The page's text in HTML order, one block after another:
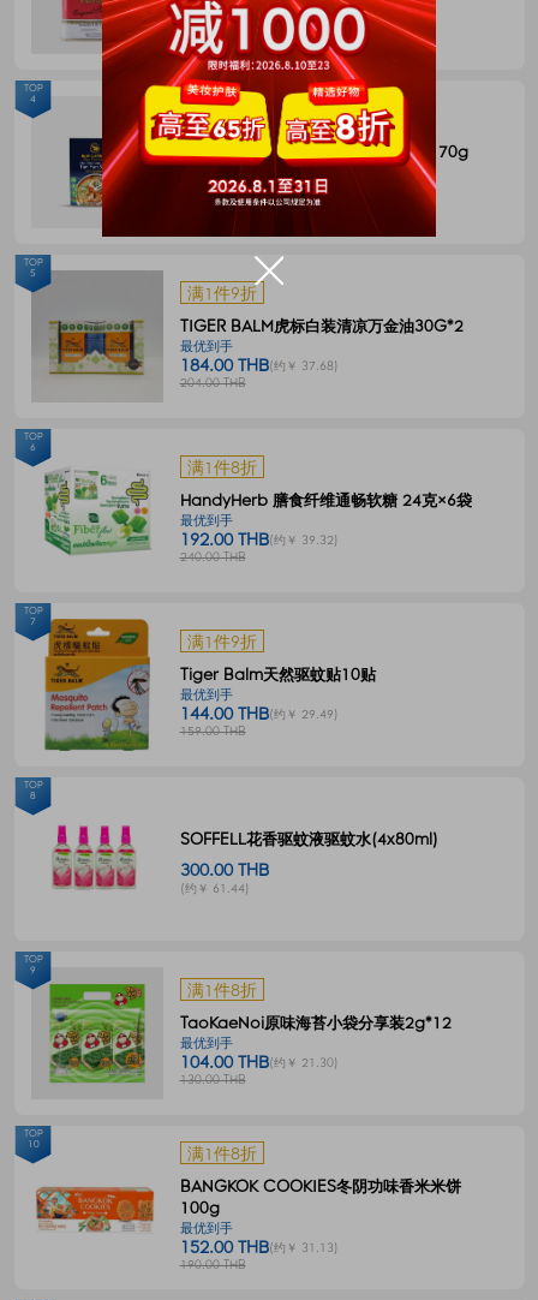
144.00 THB(约￥ 29.49)
180.00 THB
满1件8折
BLUE ELEPHANT 冬阴功一体式汤料 70g
55.00 THB(约￥ 11.27)
68.00 THB
TOP
4
满1件9折
TIGER BALM虎标白装清凉万金油30G*2
最优到手
184.00 THB(约￥ 37.68)
204.00 THB
TOP
5
满1件8折
HandyHerb 膳食纤维通畅软糖 24克×6袋
最优到手
192.00 THB(约￥ 39.32)
240.00 THB
TOP
6
满1件9折
Tiger Balm天然驱蚊贴10贴
最优到手
144.00 THB(约￥ 29.49)
159.00 THB
TOP
7
SOFFELL花香驱蚊液驱蚊水(4x80ml)
300.00 THB
(约￥ 61.44)
TOP
8
满1件8折
TaoKaeNoi原味海苔小袋分享装2g*12
最优到手
104.00 THB(约￥ 21.30)
130.00 THB
TOP
9
满1件8折
BANGKOK COOKIES冬阴功味香米米饼
100g
最优到手
152.00 THB(约￥ 31.13)
190.00 THB
TOP
10